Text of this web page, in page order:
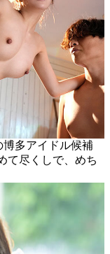
多アイドル候補
て尽くしで、めち